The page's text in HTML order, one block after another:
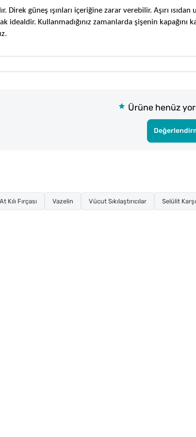
Direk güneş ışınları içeriğine zarar verebilir. Aşırı
idealdir. Kullanmadığınız zamanlarda şişenin
Ürüne henüz
At Kılı Fırçası Vazelin Vücut Sıkılaştırıcılar Selülit